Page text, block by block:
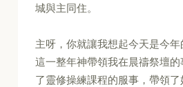
城與主同住。
主呀，你就讓我想起今天是今
這一整年神帶領我在晨禱祭壇
了靈修操練課程的服事，帶領